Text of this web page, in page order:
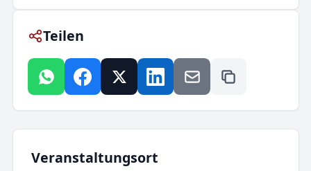
Teilen
Veranstaltungsort